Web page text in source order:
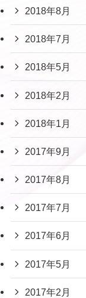
2018年8月
2018年7月
2018年5月
2018年2月
2018年1月
2017年9月
2017年8月
2017年7月
2017年6月
2017年5月
2017年2月